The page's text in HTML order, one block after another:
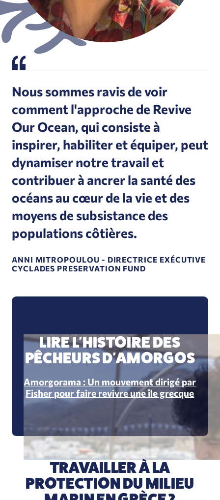
Nous sommes ravis de voir
comment l'approche de Revive
Our Ocean, qui consiste à
inspirer, habiliter et équiper, peut
dynamiser notre travail et
contribuer à ancrer la santé des
océans au cœur de la vie et des
moyens de subsistance des
populations côtières.
ANNI MITROPOULOU - DIRECTRICE EXÉCUTIVE
CYCLADES PRESERVATION FUND
LIRE L'HISTOIRE DES
PÊCHEURS D'AMORGOS
Amorgorama : Un mouvement dirigé par
Fisher pour faire revivre une île grecque
TRAVAILLER À LA
PROTECTION DU MILIEU